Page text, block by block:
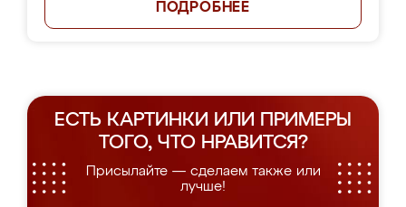
ПОДРОБНЕЕ
ЕСТЬ КАРТИНКИ ИЛИ ПРИМЕРЫ
ТОГО, ЧТО НРАВИТСЯ?
Присылайте — сделаем также или
лучше!